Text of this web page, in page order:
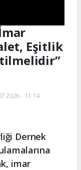
Eşitlik
- 11:14
Dernek
imar